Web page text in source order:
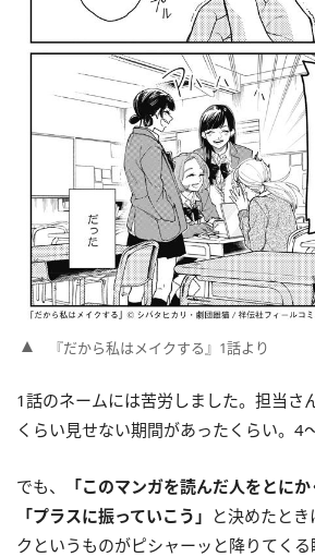
『だから私はメイクする』1話より
1話のネームには苦労しました。担当さ
くらい見せない期間があったくらい。4
でも、
「このマンガを読んだ人をとにか
「プラスに振っていこう」 と決めたと
クというものがピシャーッと降りてく